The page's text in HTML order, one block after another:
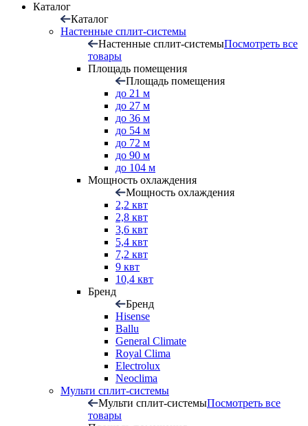
Каталог
Каталог
Настенные сплит-системы
Настенные сплит-системыПосмотреть все
товары
Площадь помещения
Площадь помещения
до 21 м
до 27 м
до 36 м
до 54 м
до 72 м
до 90 м
до 104 м
Мощность охлаждения
Мощность охлаждения
2,2 квт
2,8 квт
3,6 квт
5,4 квт
7,2 квт
9 квт
10,4 квт
Бренд
Бренд
Hisense
Ballu
General Climate
Royal Clima
Electrolux
Neoclima
Мульти сплит-системы
Мульти сплит-системыПосмотреть все
товары